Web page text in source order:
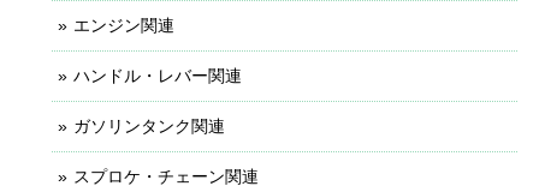
エンジン関連
ハンドル・レバー関連
ガソリンタンク関連
スプロケ・チェーン関連